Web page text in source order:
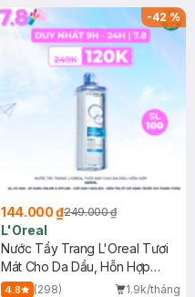
-42%
144.000 ₫249.000 ₫
L'Oreal
Nước Tẩy Trang L'Oreal Tươi
Mát Cho Da Dầu, Hỗn Hợp
400ml
4.8 (298)
1.9k/tháng